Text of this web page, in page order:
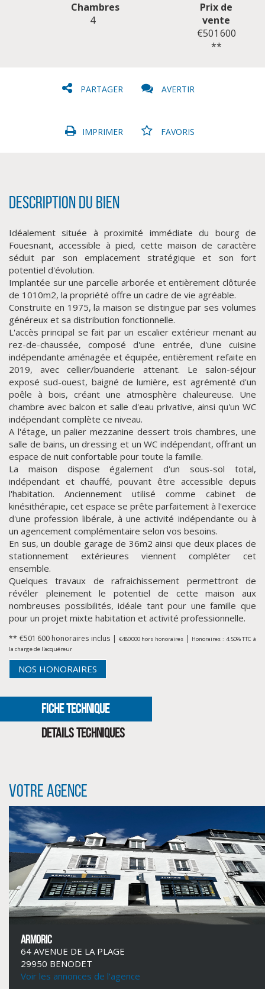
CLIQUER ICI POUR AGRANDIR
CLIQUER ICI POUR AGRANDIR
CLIQUER ICI POUR AGRANDIR
Chambres
4
Prix de
vente
€501 600
**
PARTAGER AVERTIR
IMPRIMER FAVORIS
Description du bien
Idéalement située à proximité immédiate du bourg de
Fouesnant, accessible à pied, cette maison de caractère
séduit par son emplacement stratégique et son fort
potentiel d'évolution.
Implantée sur une parcelle arborée et entièrement clôturée
de 1010m2, la propriété offre un cadre de vie agréable.
Construite en 1975, la maison se distingue par ses volumes
généreux et sa distribution fonctionnelle.
L'accès principal se fait par un escalier extérieur menant au
rez-de-chaussée, composé d'une entrée, d'une cuisine
indépendante aménagée et équipée, entièrement refaite en
2019, avec cellier/buanderie attenant. Le salon-séjour
exposé sud-ouest, baigné de lumière, est agrémenté d'un
poêle à bois, créant une atmosphère chaleureuse. Une
chambre avec balcon et salle d'eau privative, ainsi qu'un WC
indépendant complète ce niveau.
A l'étage, un palier mezzanine dessert trois chambres, une
salle de bains, un dressing et un WC indépendant, offrant un
espace de nuit confortable pour toute la famille.
La maison dispose également d'un sous-sol total,
indépendant et chauffé, pouvant être accessible depuis
l'habitation. Anciennement utilisé comme cabinet de
kinésithérapie, cet espace se prête parfaitement à l'exercice
d'une profession libérale, à une activité indépendante ou à
un agencement complémentaire selon vos besoins.
En sus, un double garage de 36m2 ainsi que deux places de
stationnement extérieures viennent compléter cet
ensemble.
Quelques travaux de rafraichissement permettront de
révéler pleinement le potentiel de cette maison aux
nombreuses possibilités, idéale tant pour une famille que
pour un projet mixte habitation et activité professionnelle.
** €501 600 honoraires inclus | €480 000 hors honoraires| Honoraires : 4.50% TTC à
la charge de l'acquéreur
NOS HONORAIRES
FICHE TECHNIQUE
DETAILS TECHNIQUES
Votre agence
ARMORIC
64 AVENUE DE LA PLAGE
29950 BENODET
Voir les annonces de l'agence